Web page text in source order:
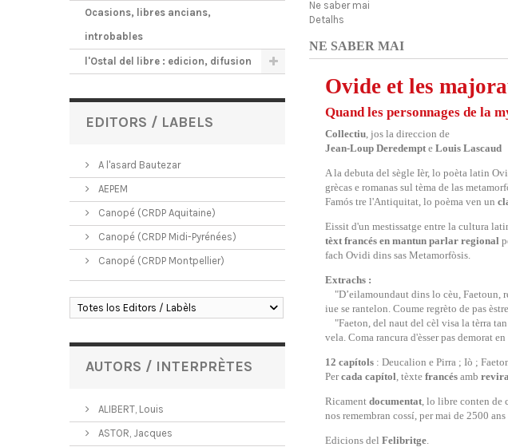
Ocasions, libres ancians,
introbables
l'Ostal del libre : edicion, difusion
EDITORS / LABELS
A l'asard Bautezar
AEPEM
Canopé (CRDP Aquitaine)
Canopé (CRDP Midi-Pyrénées)
Canopé (CRDP Montpellier)
Totes los Editors / Labèls
AUTORS / INTERPRÈTES
ALIBERT, Louis
ASTOR, Jacques
Ne saber mai
Detalhs
NE SABER MAI
Ovide et les
Quand les personnages de la
Collectiu, jos la direccion de
Jean-Loup Deredempt e Louis Lascaud
A la debuta del sègle Ièr, lo poèta latin
grècas e romanas sul tèma de las
Famós tre l'Antiquitat, lo poèma ven un
Eissit d'un mestissatge entre la cultura
tèxt francés en mantun parlar regional
fach Ovidi dins sas Metamorfòsis.
Extrachs :
"D’eilamoundaut dins lo cèu, Faetoun,
iue se rantelon. Coume regrèto de pas
"Faeton, del naut del cèl visa la tèrra tan
vela. Coma rancura d'èsser pas demorat
12 capítols : Deucalion e Pirra ; Iò ;
Percada capítol, tèxte francés amb
Ricament documentat, lo libre conten de
nos remembran cossí, per mai de 2500
Edicions del Felibritge.